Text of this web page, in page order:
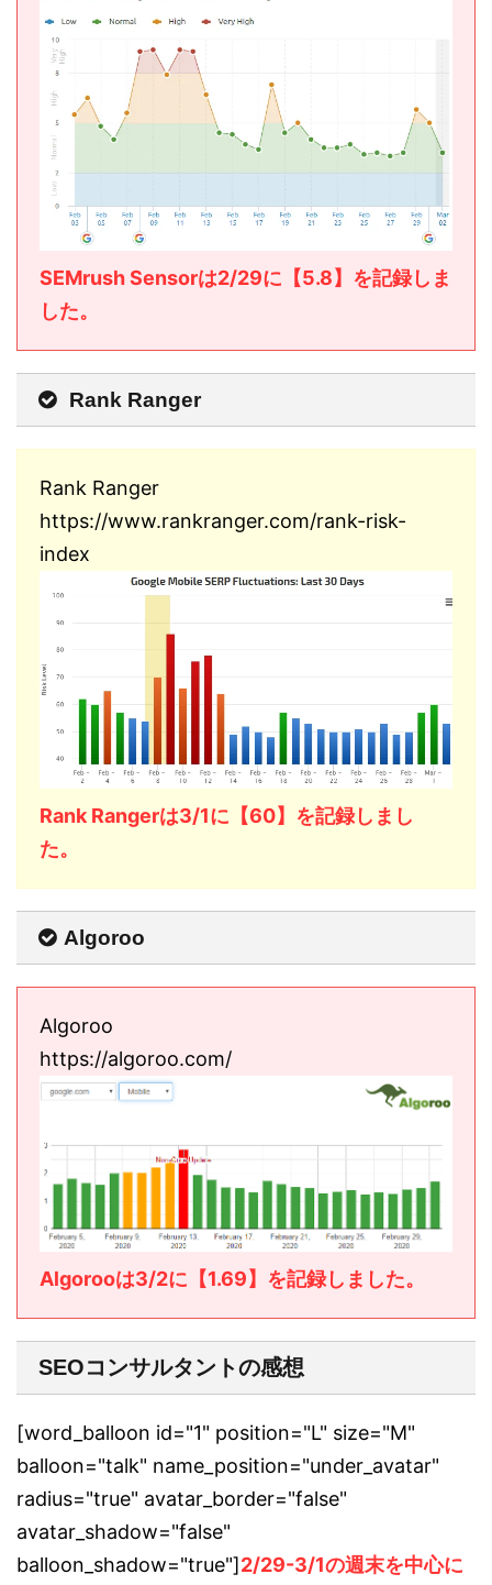
SEMrush Sensorは2/29に【5.8】を記録しま
した。
Rank Ranger
Rank Ranger
https://www.rankranger.com/rank-risk-
index
Rank Rangerは3/1に【60】を記録しまし
た。
Algoroo
Algoroo
https://algoroo.com/
Algorooは3/2に【1.69】を記録しました。
SEOコンサルタントの感想
[word_balloon id="1" position="L" size="M"
balloon="talk" name_position="under_avatar"
radius="true" avatar_border="false"
avatar_shadow="false"
balloon_shadow="true"]2/29-3/1の週末を中心に